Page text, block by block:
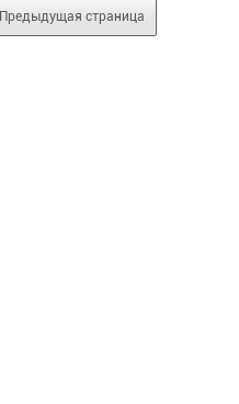
Предыдущая страница